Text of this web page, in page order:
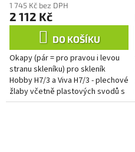
1 745 Kč bez DPH
2 112 Kč
DO KOŠÍKU
Okapy (pár = pro pravou i levou
stranu skleníku) pro skleník
Hobby H7/3 a Viva H7/3 - plechové
žlaby včetně plastových svodů s
hadicemi o délce 1,5 m.